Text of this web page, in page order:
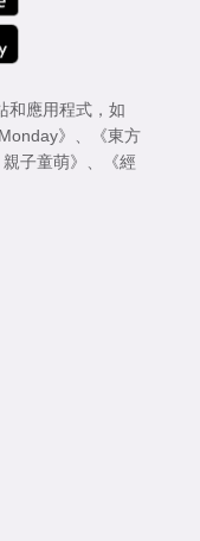
和應用程式，如
》
《東方
子童萌》
《經